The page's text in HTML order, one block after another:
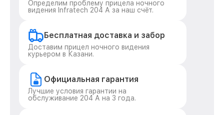
Определим проблему прицела ночного
видения Infratech 204 А за наш счёт.
Бесплатная доставка и забор
Доставим прицел ночного видения
курьером в Казани.
Официальная гарантия
Лучшие условия гарантии на
обслуживание 204 А на 3 года.